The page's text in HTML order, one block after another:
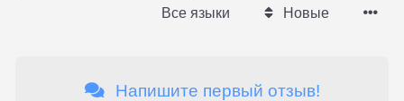
Все языки Новые
Напишите первый отзыв!